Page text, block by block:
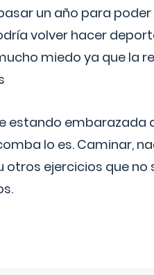
un año para
volver hacer
miedo ya que la
estando embarazada
lo es. Caminar,
otros ejercicios que no